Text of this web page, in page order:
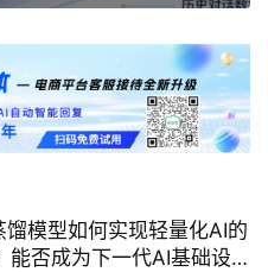
模型如何实现轻量化AI的
能否成为下一代AI基础设